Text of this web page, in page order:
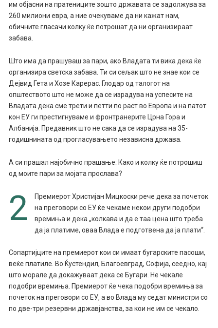
им објасни на пратениците зошто државата се задолжува за
260 милиони евра, а ние очекуваме да ни кажат нам,
обичните гласачи колку ќе потрошат да ни организираат
забава.
Што има да прашуваш за пари, ако Владата ти вика дека ќе
организира светска забава. Ти си сељак што не знае кои се
Дејвид Гета и Хозе Карерас. Глодар од талогот на
општеството што не може да се израдува на успесите на
Владата дека сме трети и петти по раст во Европа и на патот
кон ЕУ ги престигнуваме и фронтранерите Црна Гора и
Албанија. Предавник што не сака да се израдува на 35-
годишнината од прогласувањето независна држава.
А си прашал најобично прашање: Како и колку ќе потрошиш
од моите пари за мојата прослава?
2
Премиерот Христијан Мицкоски рече дека за почеток
на преговори со ЕУ ќе чекаме некои други подобри
времиња и дека „колкава и да е таа цена што треба
да ја платиме, оваа Влада е подготвена да ја плати“.
Сопартијците на премиерот кои си имаат бугарските пасоши,
веќе платиле. Во Ќустендил, Благоевград, Софија, сеедно, кај
што морале да докажуваат дека се Бугари. Не чекале
подобри времиња. Премиерот ќе чека подобри времиња за
почеток на преговори со ЕУ, а во Влада му седат министри со
по две-три резервни државјанства, за кои не им се чекало.